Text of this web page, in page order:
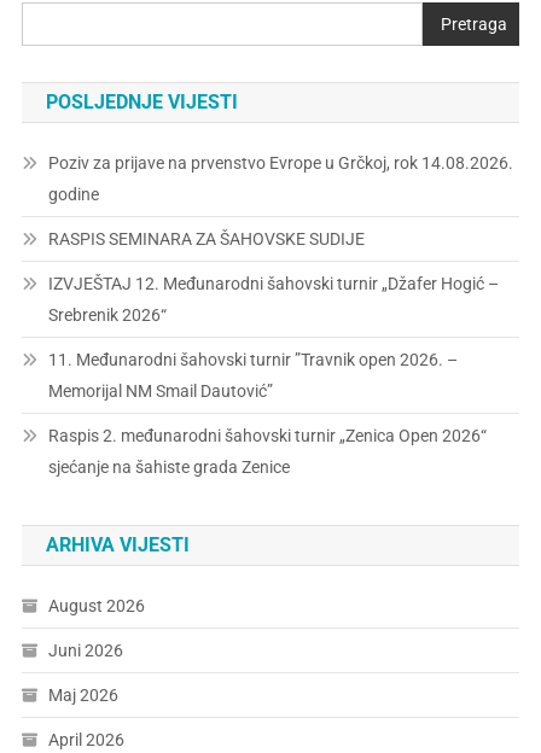
Pretraga
POSLJEDNJE VIJESTI
Poziv za prijave na prvenstvo Evrope u Grčkoj, rok 14.08.2026.
godine
RASPIS SEMINARA ZA ŠAHOVSKE SUDIJE
IZVJEŠTAJ 12. Međunarodni šahovski turnir „Džafer Hogić –
Srebrenik 2026“
11. Međunarodni šahovski turnir ”Travnik open 2026. –
Memorijal NM Smail Dautović”
Raspis 2. međunarodni šahovski turnir „Zenica Open 2026“
sjećanje na šahiste grada Zenice
ARHIVA VIJESTI
August 2026
Juni 2026
Maj 2026
April 2026